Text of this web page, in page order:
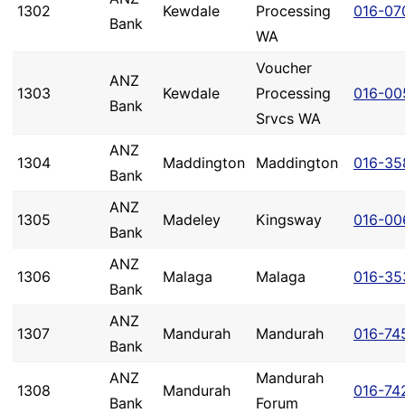
1302
Bank
Kewdale
Processing
WA
016-
1303
ANZ
Bank
Kewdale
Voucher
Processing
Srvcs WA
016-
1304
ANZ
Bank
Maddington Maddington 016-
1305
ANZ
Bank
Madeley Kingsway 016-
1306
ANZ
Bank
Malaga Malaga 016-
1307
ANZ
Bank
Mandurah Mandurah 016-
1308
ANZ
Bank
Mandurah
Mandurah
Forum
016-